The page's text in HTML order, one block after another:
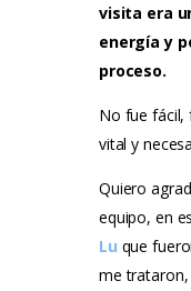
visita era
energía y
proceso.
No fue fácil,
vital y
Quiero
equipo, en
Lu que
me